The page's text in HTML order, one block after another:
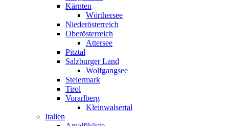
Kärnten
Wörthersee
Niederösterreich
Oberösterreich
Attersee
Pitztal
Salzburger Land
Wolfgangsee
Steiermark
Tirol
Vorarlberg
Kleinwalsertal
Italien